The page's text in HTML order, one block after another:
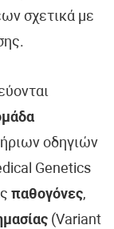
σχετικά με
οδηγιών
Genetics
παθογόνες,
(Variant